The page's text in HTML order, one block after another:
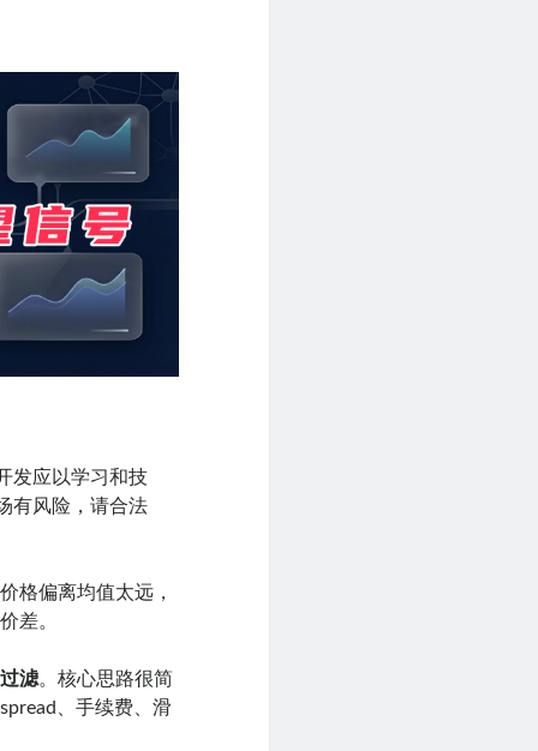
发应以学习和技
有风险，请合法
格偏离均值太远，
差。
滤。核心思路很简
、手续费、滑